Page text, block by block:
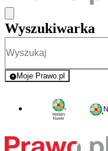
Wyszukiwarka
Moje Prawo.pl
- rejestracja i